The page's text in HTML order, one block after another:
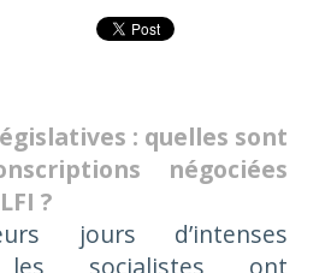
: quelles sont
négociées
?
jours d’intenses